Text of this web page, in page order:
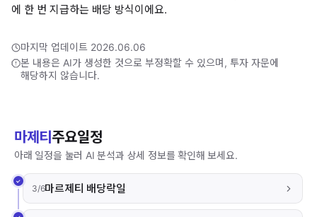
에 한 번 지급하는 배당 방식이에요.
마지막 업데이트 2026.06.06
본 내용은 AI가 생성한 것으로 부정확할 수 있으며, 투자 자문에
해당하지 않습니다.
마제티 주요일정
아래 일정을 눌러 AI 분석과 상세 정보를 확인해 보세요.
3/6마르제티 배당락일